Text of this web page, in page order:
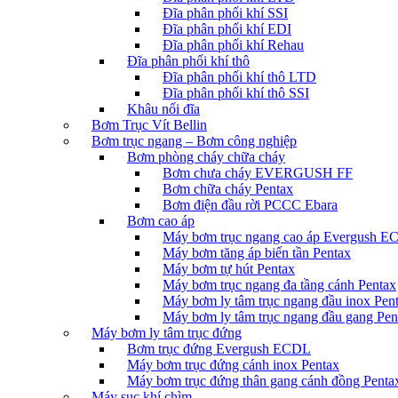
Đĩa phân phối khí SSI
Đĩa phân phối khí EDI
Đĩa phân phối khí Rehau
Đĩa phân phối khí thô
Đĩa phân phối khí thô LTD
Đĩa phân phối khí thô SSI
Khâu nối đĩa
Bơm Trục Vít Bellin
Bơm trục ngang – Bơm công nghiệp
Bơm phòng cháy chữa cháy
Bơm chưa cháy EVERGUSH FF
Bơm chữa cháy Pentax
Bơm điện đầu rời PCCC Ebara
Bơm cao áp
Máy bơm trục ngang cao áp Evergush
Máy bơm tăng áp biến tần Pentax
Máy bơm tự hút Pentax
Máy bơm trục ngang đa tầng cánh Pentax
Máy bơm ly tâm trục ngang đầu inox
Máy bơm ly tâm trục ngang đầu gang
Máy bơm ly tâm trục đứng
Bơm trục đứng Evergush ECDL
Máy bơm trục đứng cánh inox Pentax
Máy bơm trục đứng thân gang cánh đồng